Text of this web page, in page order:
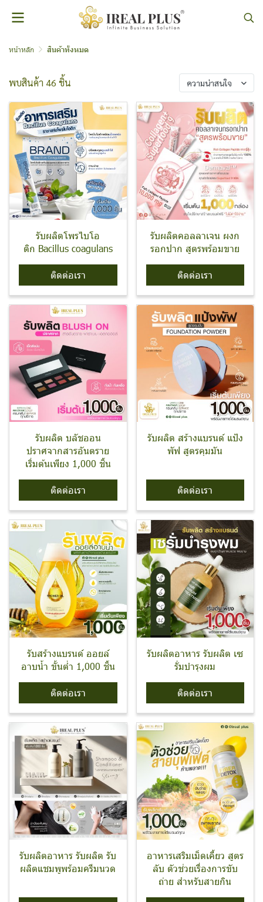
หน้าหลัก สินค้าทั้งหมด
พบสินค้า 46 ชิ้น ความน่าสนใจ
รับผลิตโพรไบโอ
ติก Bacillus coagulans
ติดต่อเรา
รับผลิตคอลลาเจน ผงก
รอกปาก สูตรพร้อมขาย
ติดต่อเรา
รับผลิต บลัชออน
ปราศจากสารอันตราย
เริ่มต้นเพียง 1,000 ชิ้น
ติดต่อเรา
รับผลิต สร้างแบรนด์ แป้ง
พัฟ สูตรคุมมัน
ติดต่อเรา
รับสร้างแบรนด์ ออยล์
อาบน้ำ ขั้นต่ำ 1,000 ชิ้น
ติดต่อเรา
รับผลิตอาหาร รับผลิต เซ
รั่มบำรุงผม
ติดต่อเรา
รับผลิตอาหาร รับผลิต รับ
ผลิตแชมพูพร้อมครีมนวด
อาหารเสริมเม็ดเคี้ยว สูตร
ลับ ตัวช่วยเรื่องการขับ
ถ่าย สำหรับสายกิน